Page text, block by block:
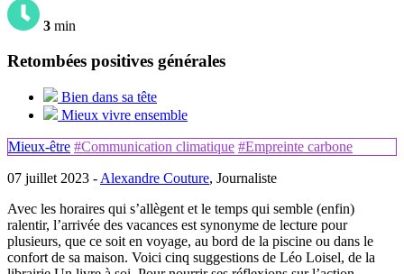
3 min
Retombées positives générales
Bien dans sa tête
Mieux vivre ensemble
Mieux-être #Communication climatique #Empreinte carbone
07 juillet 2023 -Alexandre Couture, Journaliste
Avec les horaires qui s’allègent et le temps qui semble (enfin)
ralentir, l’arrivée des vacances est synonyme de lecture pour
plusieurs, que ce soit en voyage, au bord de la piscine ou dans le
confort de sa maison. Voici cinq suggestions de Léo Loisel, de la